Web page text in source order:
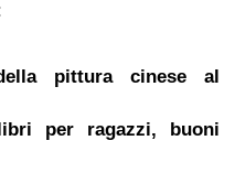
pittura cinese al
per ragazzi, buoni